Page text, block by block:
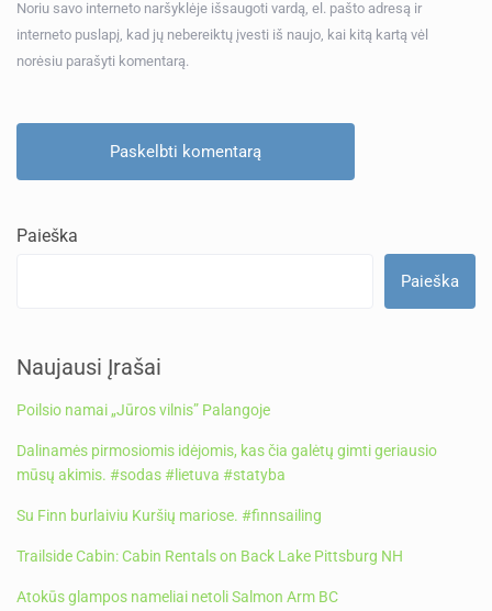
Noriu savo interneto naršyklėje išsaugoti vardą, el. pašto adresą ir
interneto puslapį, kad jų nebereiktų įvesti iš naujo, kai kitą kartą vėl
norėsiu parašyti komentarą.
Paieška
Paieška
Naujausi Įrašai
Poilsio namai „Jūros vilnis” Palangoje
Dalinamės pirmosiomis idėjomis, kas čia galėtų gimti geriausio
mūsų akimis. #sodas #lietuva #statyba
Su Finn burlaiviu Kuršių mariose. #finnsailing
Trailside Cabin: Cabin Rentals on Back Lake Pittsburg NH
Atokūs glampos nameliai netoli Salmon Arm BC